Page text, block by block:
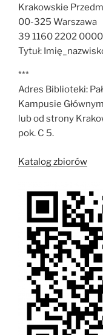
Krakowskie
00-325 Warszawa
39 1160 2202
Tytuł:
***
Adres Biblioteki:
Kampusie
lub od strony
pok. C 5.
Katalog zbiorów